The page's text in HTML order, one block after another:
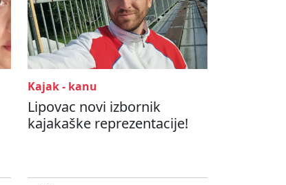
Kajak - kanu
Lipovac novi izbornik
kajakaške reprezentacije!